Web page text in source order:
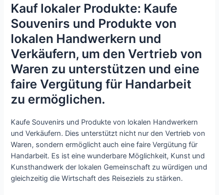
Kauf lokaler Produkte: Kaufe
Souvenirs und Produkte von
lokalen Handwerkern und
Verkäufern, um den Vertrieb von
Waren zu unterstützen und eine
faire Vergütung für Handarbeit
zu ermöglichen.
Kaufe Souvenirs und Produkte von lokalen Handwerkern
und Verkäufern. Dies unterstützt nicht nur den Vertrieb von
Waren, sondern ermöglicht auch eine faire Vergütung für
Handarbeit. Es ist eine wunderbare Möglichkeit, Kunst und
Kunsthandwerk der lokalen Gemeinschaft zu würdigen und
gleichzeitig die Wirtschaft des Reiseziels zu stärken.